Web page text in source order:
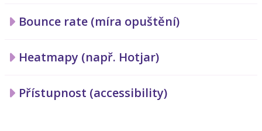
Bounce rate (míra opuštění)
Heatmapy (např. Hotjar)
Přístupnost (accessibility)